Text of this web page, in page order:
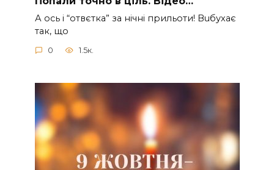
А ocь і “отвєтка” за нiчнi прильоти! Вuбухає
так, що
0 1.5к.